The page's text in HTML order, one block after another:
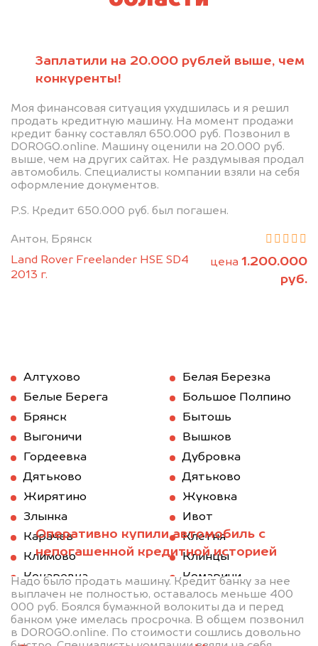
Заплатили на 20.000 рублей выше, чем
конкуренты!
Моя финансовая ситуация ухудшилась и я решил
продать кредитную машину. На момент продажи
кредит банку составлял 650.000 руб. Позвонил в
DOROGO.online. Машину оценили на 20.000 руб.
выше, чем на других сайтах. Не раздумывая продал
автомобиль. Специалисты компании взяли на себя
оформление документов.
P.S. Кредит 650.000 руб. был погашен.
Антон, Брянск
Land Rover Freelander HSE SD4
2013 г.
цена 1.200.000
руб.
Оперативно купили автомобиль с
непогашенной кредитной историей
Надо было продать машину. Кредит банку за нее
выплачен не полностью, оставалось меньше 400
000 руб. Боялся бумажной волокиты да и перед
банком уже имелась просрочка. В общем позвонил
в DOROGO.online. По стоимости сошлись довольно
Алтухово
Белая Березка
Белые Берега
Большое Полпино
Брянск
Бытошь
Выгоничи
Вышков
Гордеевка
Дубровка
Дятьково
Дятьково
Жирятино
Жуковка
Злынка
Ивот
Карачев
Клетня
Климово
Клинцы
Кокаревка
Комаричи
Красная Гора
Локоть
Мглин
Навля
Новозыбков
Погар